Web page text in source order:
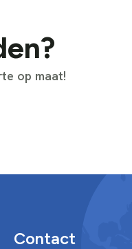
op maat!
Contact